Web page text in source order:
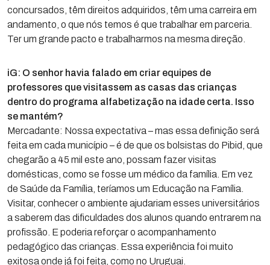
concursados, têm direitos adquiridos, têm uma carreira em
andamento, o que nós temos é que trabalhar em parceria.
Ter um grande pacto e trabalharmos na mesma direção.
iG: O senhor havia falado em criar equipes de
professores que visitassem as casas das crianças
dentro do programa alfabetização na idade certa. Isso
se mantém?
Mercadante: Nossa expectativa – mas essa definição será
feita em cada município – é de que os bolsistas do Pibid, que
chegarão a 45 mil este ano, possam fazer visitas
domésticas, como se fosse um médico da família. Em vez
de Saúde da Família, teríamos um Educação na Família.
Visitar, conhecer o ambiente ajudariam esses universitários
a saberem das dificuldades dos alunos quando entrarem na
profissão. E poderia reforçar o acompanhamento
pedagógico das crianças. Essa experiência foi muito
exitosa onde já foi feita, como no Uruguai.